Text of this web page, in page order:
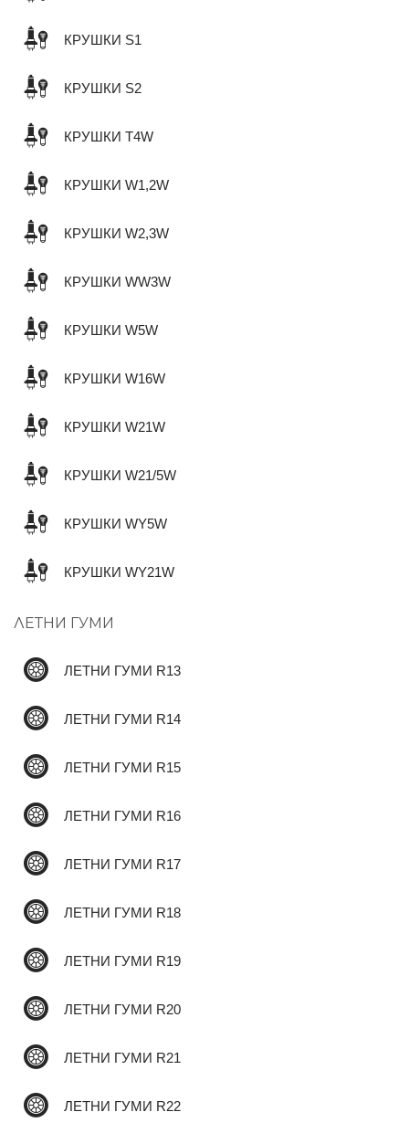
КРУШКИ S1
КРУШКИ S2
КРУШКИ T4W
КРУШКИ W1,2W
КРУШКИ W2,3W
КРУШКИ WW3W
КРУШКИ W5W
КРУШКИ W16W
КРУШКИ W21W
КРУШКИ W21/5W
КРУШКИ WY5W
КРУШКИ WY21W
ЛЕТНИ ГУМИ
ЛЕТНИ ГУМИ R13
ЛЕТНИ ГУМИ R14
ЛЕТНИ ГУМИ R15
ЛЕТНИ ГУМИ R16
ЛЕТНИ ГУМИ R17
ЛЕТНИ ГУМИ R18
ЛЕТНИ ГУМИ R19
ЛЕТНИ ГУМИ R20
ЛЕТНИ ГУМИ R21
ЛЕТНИ ГУМИ R22